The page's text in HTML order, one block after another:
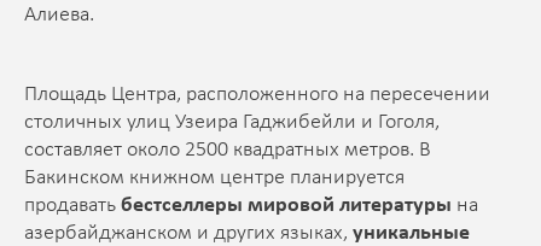
Алиева.
Площадь Центра, расположенного на пересечении
столичных улиц Узеира Гаджибейли и Гоголя,
составляет около 2500 квадратных метров. В
Бакинском книжном центре планируется
продавать бестселлеры мировой литературы на
азербайджанском и других языках, уникальные